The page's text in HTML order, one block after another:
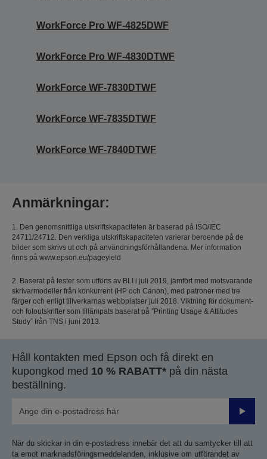
WorkForce Pro WF-4825DWF
WorkForce Pro WF-4830DTWF
WorkForce WF-7830DTWF
WorkForce WF-7835DTWF
WorkForce WF-7840DTWF
Anmärkningar:
1. Den genomsnittliga utskriftskapaciteten är baserad på ISO/IEC
24711/24712. Den verkliga utskriftskapaciteten varierar beroende på de
bilder som skrivs ut och på användningsförhållandena. Mer information
finns på www.epson.eu/pageyield
2. Baserat på tester som utförts av BLI i juli 2019, jämfört med motsvarande
skrivarmodeller från konkurrent (HP och Canon), med patroner med tre
färger och enligt tillverkarnas webbplatser juli 2018. Viktning för dokument-
och fotoutskrifter som tillämpats baserat på ”Printing Usage & Attitudes
Study” från TNS i juni 2013.
Håll kontakten med Epson och få direkt en
kupongkod med 10 % RABATT* på din nästa
beställning.
Skicka
När du skickar in din e-postadress innebär det att du samtycker till att
ta emot marknadsföringsmeddelanden, inklusive om utförandet av